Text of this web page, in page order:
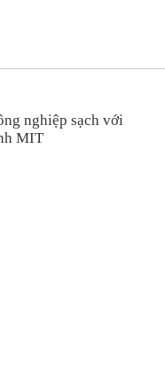
nghiệp sạch với
MIT